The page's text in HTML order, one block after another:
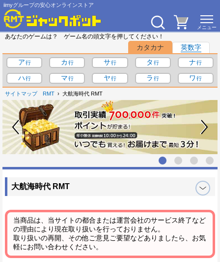
iimyグループの安心オンラインストア
あなたのゲームは？ ゲーム名の頭文字を押してください！
カタカナ
英数字
ア
カ サ タ
ナ
ハ
マ ヤ ラ ワ
サイトマップ RMT 大航海時代 RMT
大航海時代 RMT
当商品は、当サイトの都合または運営会社のサービス終了など
の理由により現在取り扱いを行っておりません。
取り扱いの再開、その他ご意見ご要望などありましたら、お気
軽にお問い合わせください。